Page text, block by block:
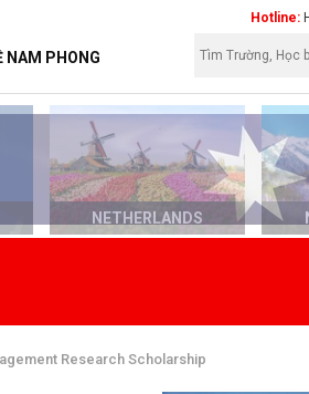
Hotline:
NAM PHONG
NETHERLANDS
Research Scholarship